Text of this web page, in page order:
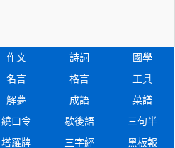
作文 詩詞
國學
名言 格言
工具
解夢 成語
菜譜
繞口令 歇後語
三句半
塔羅牌 三字經 黑板報